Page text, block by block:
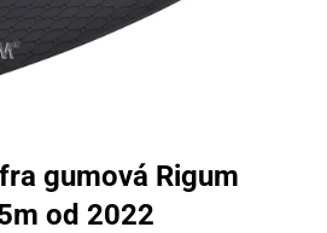
gumová Rigum
od 2022